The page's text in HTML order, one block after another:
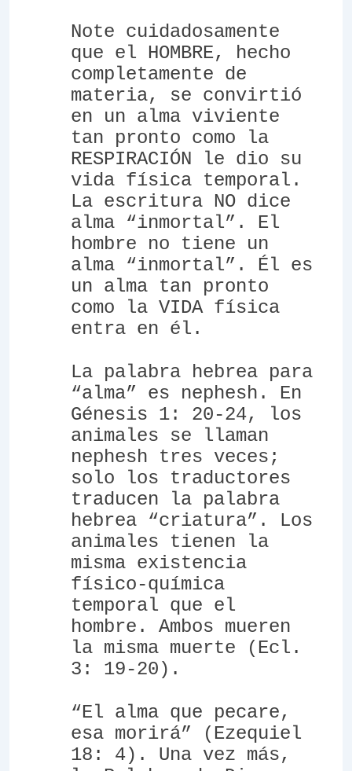
Note cuidadosamente
que el HOMBRE, hecho
completamente de
materia, se convirtió
en un alma viviente
tan pronto como la
RESPIRACIÓN le dio su
vida física temporal.
La escritura NO dice
alma “inmortal”. El
hombre no tiene un
alma “inmortal”. Él es
un alma tan pronto
como la VIDA física
entra en él.
La palabra hebrea para
“alma” es nephesh . En
Génesis 1: 20-24, los
animales se llaman
nephesh tres veces;
solo los traductores
traducen la palabra
hebrea “criatura”. Los
animales tienen la
misma existencia
físico-química
temporal que el
hombre. Ambos mueren
la misma muerte (Ecl.
3: 19-20).
“El alma que pecare,
esa morirá” (Ezequiel
18: 4). Una vez más,